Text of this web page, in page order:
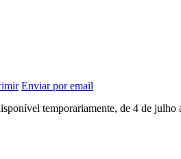
Enviar por email
temporariamente, de 4 de